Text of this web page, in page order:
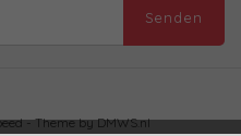
Senden
- Theme byDMWS.nl